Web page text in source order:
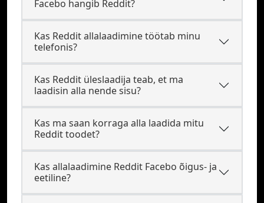
Facebo hangib Reddit?
Kas Reddit allalaadimine töötab minu
telefonis?
Kas Reddit üleslaadija teab, et ma
laadisin alla nende sisu?
Kas ma saan korraga alla laadida mitu
Reddit toodet?
Kas allalaadimine Reddit Facebo õigus- ja
eetiline?